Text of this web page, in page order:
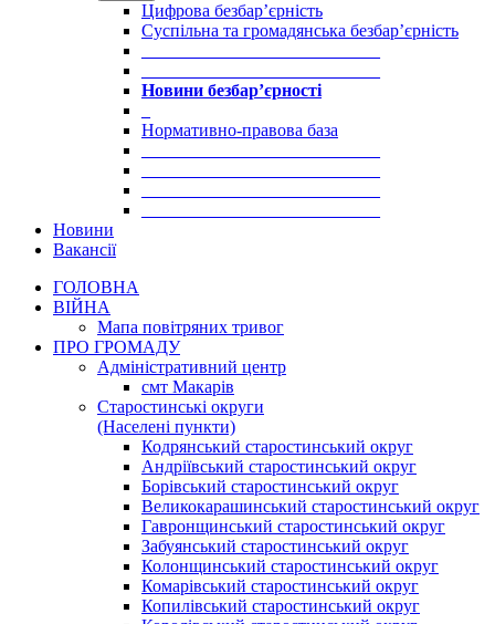
Цифрова безбар’єрність
Суспільна та громадянська безбар’єрність
Новини безбар’єрності
Нормативно-правова база
Новини
Вакансії
ГОЛОВНА
ВІЙНА
Мапа повітряних тривог
ПРО ГРОМАДУ
Aдміністративний центр
смт Макарів
Старостинські округи
(Населені пункти)
Кодрянський старостинський округ
Андріївський старостинський округ
Борівський старостинський округ
Великокарашинський старостинський округ
Гавронщинський старостинський округ
Забуянський старостинський округ
Колонщинський старостинський округ
Комарівський старостинський округ
Копилівський старостинський округ